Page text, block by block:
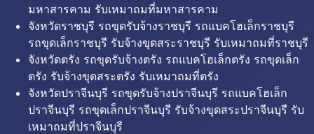
มหาสารคาม รับเหมาถมที่มหาสารคาม
จังหวัดราชบุรี รถขุดรับจ้างราชบุรี รถแบคโฮเล็กราชบุรี
รถขุดเล็กราชบุรี รับจ้างขุดสระราชบุรี รับเหมาถมที่ราชบุรี
จังหวัดตรัง รถขุดรับจ้างตรัง รถแบคโฮเล็กตรัง รถขุดเล็ก
ตรัง รับจ้างขุดสระตรัง รับเหมาถมที่ตรัง
จังหวัดปราจีนบุรี รถขุดรับจ้างปราจีนบุรี รถแบคโฮเล็ก
ปราจีนบุรี รถขุดเล็กปราจีนบุรี รับจ้างขุดสระปราจีนบุรี รับ
เหมาถมที่ปราจีนบุรี